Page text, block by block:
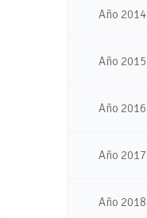
Año 2014
Año 2015
Año 2016
Año 2017
Año 2018